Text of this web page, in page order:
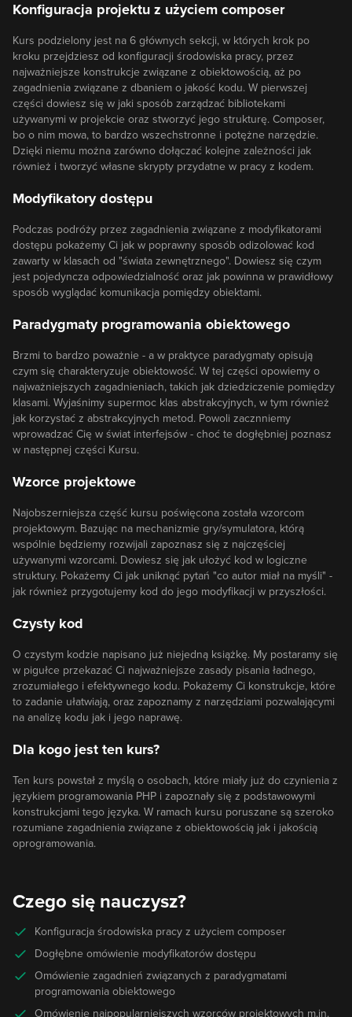
Konfiguracja projektu z użyciem composer
Kurs podzielony jest na 6 głównych sekcji, w których krok po
kroku przejdziesz od konfiguracji środowiska pracy, przez
najważniejsze konstrukcje związane z obiektowością, aż po
zagadnienia związane z dbaniem o jakość kodu. W pierwszej
części dowiesz się w jaki sposób zarządzać bibliotekami
używanymi w projekcie oraz stworzyć jego strukturę. Composer,
bo o nim mowa, to bardzo wszechstronne i potężne narzędzie.
Dzięki niemu można zarówno dołączać kolejne zależności jak
również i tworzyć własne skrypty przydatne w pracy z kodem.
Modyfikatory dostępu
Podczas podróży przez zagadnienia związane z modyfikatorami
dostępu pokażemy Ci jak w poprawny sposób odizolować kod
zawarty w klasach od "świata zewnętrznego". Dowiesz się czym
jest pojedyncza odpowiedzialność oraz jak powinna w prawidłowy
sposób wyglądać komunikacja pomiędzy obiektami.
Paradygmaty programowania obiektowego
Brzmi to bardzo poważnie - a w praktyce paradygmaty opisują
czym się charakteryzuje obiektowość. W tej części opowiemy o
najważniejszych zagadnieniach, takich jak dziedziczenie pomiędzy
klasami. Wyjaśnimy supermoc klas abstrakcyjnych, w tym również
jak korzystać z abstrakcyjnych metod. Powoli zacznniemy
wprowadzać Cię w świat interfejsów - choć te dogłębniej poznasz
w następnej części Kursu.
Wzorce projektowe
Najobszerniejsza część kursu poświęcona została wzorcom
projektowym. Bazując na mechanizmie gry/symulatora, którą
wspólnie będziemy rozwijali zapoznasz się z najczęściej
używanymi wzorcami. Dowiesz się jak ułożyć kod w logiczne
struktury. Pokażemy Ci jak uniknąć pytań "co autor miał na myśli" -
jak również przygotujemy kod do jego modyfikacji w przyszłości.
Czysty kod
O czystym kodzie napisano już niejedną książkę. My postaramy się
w pigułce przekazać Ci najważniejsze zasady pisania ładnego,
zrozumiałego i efektywnego kodu. Pokażemy Ci konstrukcje, które
to zadanie ułatwiają, oraz zapoznamy z narzędziami pozwalającymi
na analizę kodu jak i jego naprawę.
Dla kogo jest ten kurs?
Ten kurs powstał z myślą o osobach, które miały już do czynienia z
językiem programowania PHP i zapoznały się z podstawowymi
konstrukcjami tego języka. W ramach kursu poruszane są szeroko
rozumiane zagadnienia związane z obiektowością jak i jakością
oprogramowania.
Czego się nauczysz?
Konfiguracja środowiska pracy z użyciem composer
Dogłębne omówienie modyfikatorów dostępu
Omówienie zagadnień związanych z paradygmatami
programowania obiektowego
Omówienie najpopularniejszych wzorców projektowych m.in.